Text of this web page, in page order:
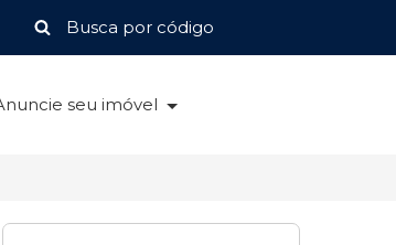
seu imóvel